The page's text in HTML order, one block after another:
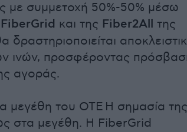
με συμμετοχή 50%-50% μέσω
FiberGrid και της Fiber2All της
ινών, προσφέροντας
αγοράς.
μεγέθη του ΟΤΕ Η σημασία της
στα μεγέθη. H FiberGrid